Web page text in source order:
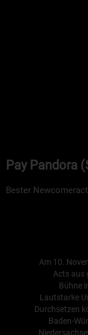
Pay Pandora
Bester
Am 10.
Acts aus
Bühne
Lautstarke
Durchsetzen
Baden-